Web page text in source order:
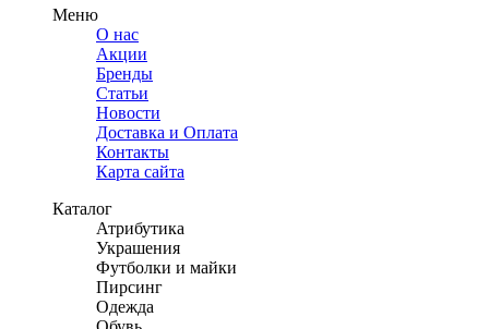
Меню
О нас
Акции
Бренды
Статьи
Новости
Доставка и Оплата
Контакты
Карта сайта
Каталог
Атрибутика
Украшения
Футболки и майки
Пирсинг
Одежда